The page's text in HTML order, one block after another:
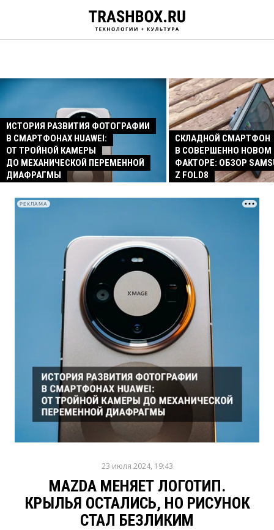
ИСТОРИЯ РАЗВИТИЯ ФОТОГРАФИИ
В СМАРТФОНАХ HUAWEI:
ОТ ТРОЙНОЙ КАМЕРЫ
ДО МЕХАНИЧЕСКОЙ ПЕРЕМЕННОЙ
ДИАФРАГМЫ
СКЛАДНОЙ СМАРТФОН
В СОВЕРШЕННО
ФАКТОРЕ: ОБЗОР
Z FOLD8
РЕКЛАМА
23 июля 2024, 19:43
MAZDA МЕНЯЕТ ЛОГОТИП.
КРЫЛЬЯ ОСТАЛИСЬ, НО РИСУНОК
СТАЛ БЕЗЛИКИМ